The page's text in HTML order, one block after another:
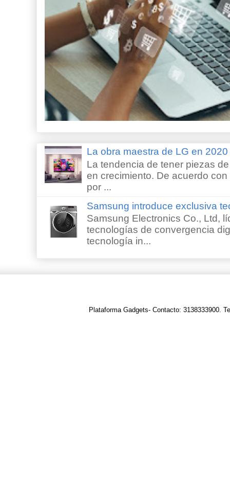
La obra maestra de LG en
La tendencia de tener piezas
en crecimiento. De acuerdo
por ...
Samsung introduce exclusiva
Samsung Electronics Co., Ltd,
tecnologías de convergencia
tecnología in...
Plataforma Gadgets- Contacto: 3138333900.